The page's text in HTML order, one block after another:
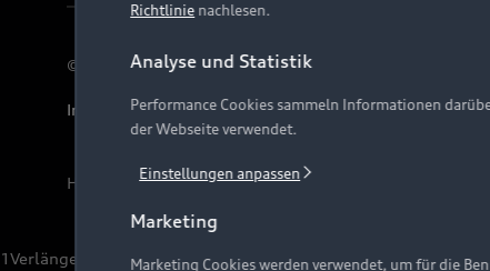
© 2026 AUDI AG. Alle Rechte vorbehalten
Impressum Rechtliches Hinweisgebersystem
Hinweis: Die aktuelle Darstellung und Anordnung der
1Verlängerung vorbehalten.
Richtlinie nachlesen.
Analyse und Statistik
Performance Cookies sammeln Informationen
der Webseite verwendet.
Einstellungen anpassen
Marketing
Marketing Cookies werden verwendet, um für die